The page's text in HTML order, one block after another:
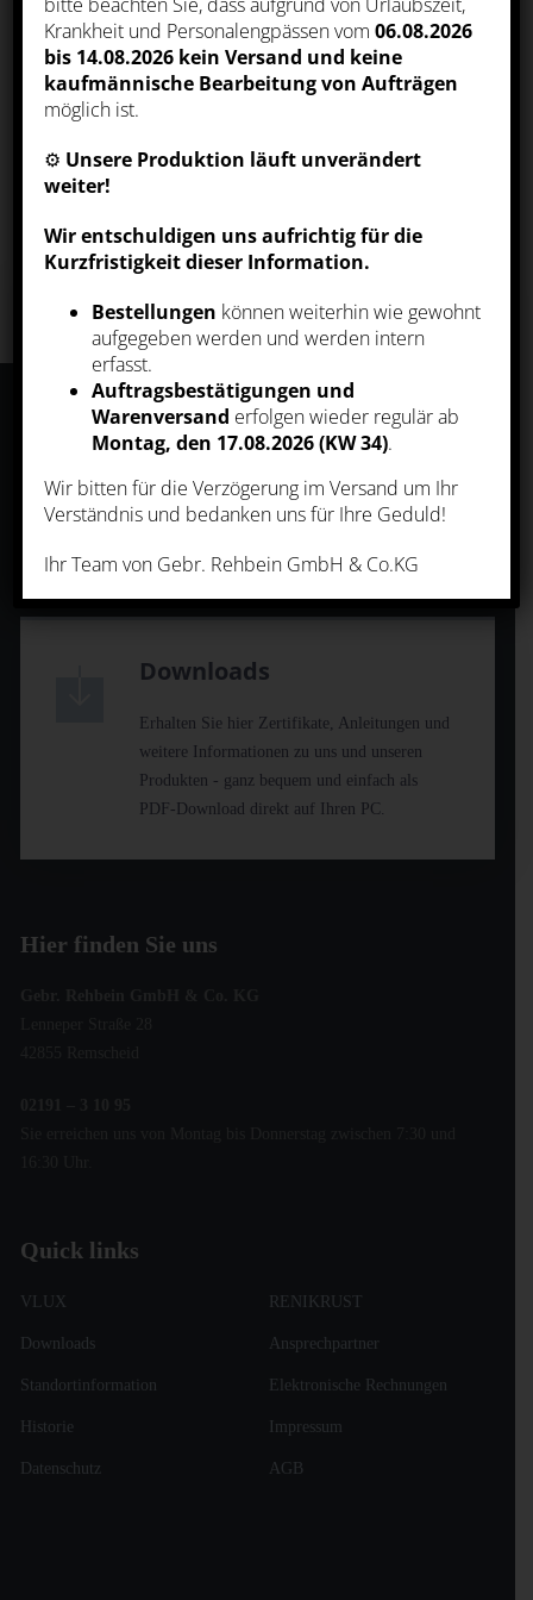
KATEGORIEN
Wähle eine Kategorie
REHpost – der
Immer gut informiert und auf dem neuesten
Stand: Erfahren Sie als erster von
Aktionen. Melden Sie sich an zu unserem
Downloads
Erhalten Sie hier Zertifikate, Anleitungen und
weitere Informationen zu uns und unseren
Produkten - ganz bequem und einfach als
PDF-Download direkt auf Ihren PC.
Hier finden Sie uns
Quick links
VLUX RENIKRUST
Downloads Ansprechpartner
Standortinformation Elektronische Rechnungen
Historie Impressum
Datenschutz AGB
Krankheit und Personalengpässen vom06.08.2026
bis 14.08.2026 kein Versand und keine
kaufmännische Bearbeitung von Aufträgen
möglich ist.
⚙️ Unsere Produktion läuft unverändert
weiter!
Wir entschuldigen uns aufrichtig für die
Kurzfristigkeit dieser Information.
Bestellungen können weiterhin wie gewohnt
aufgegeben werden und werden intern
erfasst.
Auftragsbestätigungen und
Warenversand erfolgen wieder regulär ab
Montag, den 17.08.2026 (KW 34).
Wir bitten für die Verzögerung im Versand um Ihr
Verständnis und bedanken uns für Ihre Geduld!
Ihr Team von Gebr. Rehbein GmbH & Co.KG
sowie deren Verarbeitung. Klicken Sie
auf „Alle akzeptieren“, um in den Einsatz
von nicht notwendigen Cookies
einzuwilligen oder auf „Alle ablehnen“,
wenn Sie sich anders entscheiden. Sie
können unter „Einstellungen verwalten“
eingesetzten Arten von Cookies erhalten
und deren Einstellungen aufrufen. Sie
können die Einstellungen jederzeit
jederzeit abwählen (z.B. in der
Datenschutzerklärung oder unten auf
unserer Webseite).
ALLE AKZEPTIEREN
ALLE ABLEHNEN
EINSTELLUNGEN